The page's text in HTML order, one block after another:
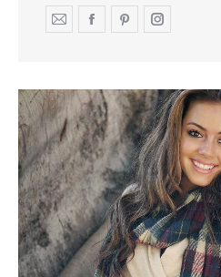
E-
Facebook
PinterestInstagram